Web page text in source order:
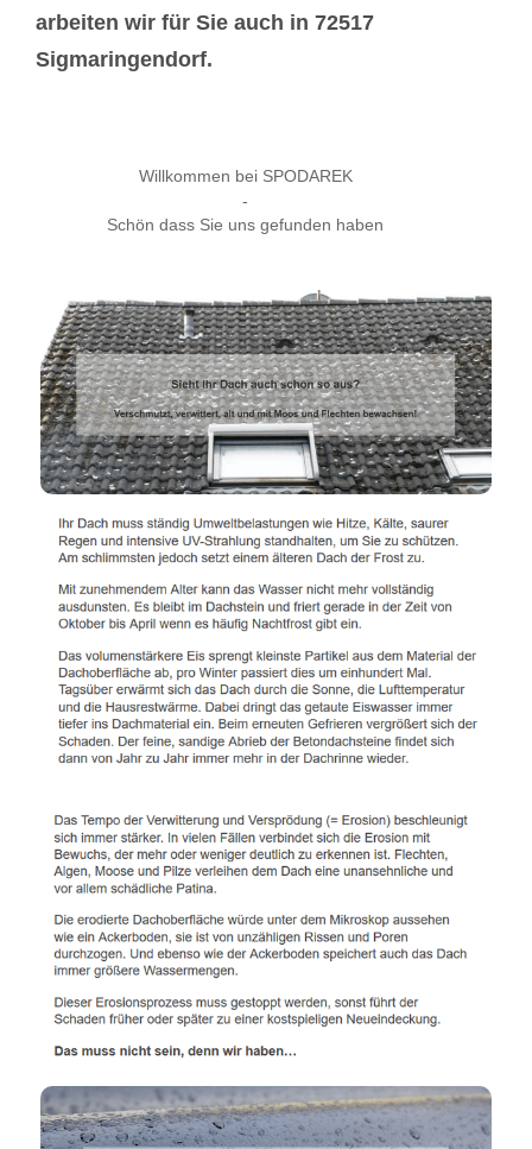
arbeiten wir für Sie auch in 72517
Sigmaringendorf.
Willkommen bei SPODAREK
-
Schön dass Sie uns gefunden haben